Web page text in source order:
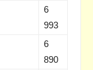
6
993
6
890